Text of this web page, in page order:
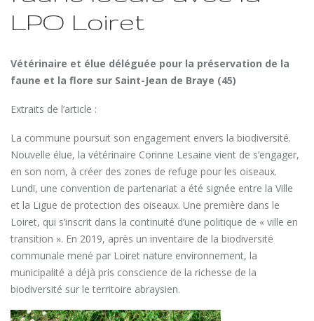
LPO Loiret
Vétérinaire et élue déléguée pour la préservation de la
faune et la flore sur Saint-Jean de Braye (45)
Extraits de l’article :
La commune poursuit son engagement envers la biodiversité.
Nouvelle élue, la vétérinaire Corinne Lesaine vient de s’engager,
en son nom, à créer des zones de refuge pour les oiseaux.
Lundi, une convention de partenariat a été signée entre la Ville
et la Ligue de protection des oiseaux. Une première dans le
Loiret, qui s’inscrit dans la continuité d’une politique de « ville en
transition ». En 2019, après un inventaire de la biodiversité
communale mené par Loiret nature environnement, la
municipalité a déjà pris conscience de la richesse de la
biodiversité sur le territoire abraysien.